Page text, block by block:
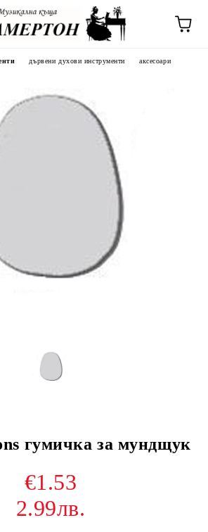
дървени духови инструменти
аксесоари
гумичка за мундщук
€1.53
2.99лв.